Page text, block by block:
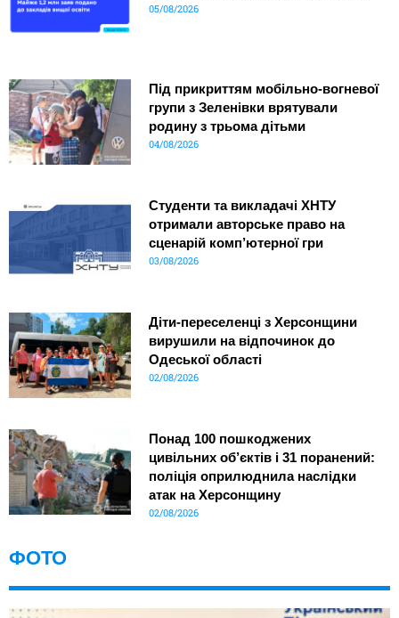
05/08/2026
Під прикриттям мобільно-вогневої
групи з Зеленівки врятували
родину з трьома дітьми
04/08/2026
Студенти та викладачі ХНТУ
отримали авторське право на
сценарій комп’ютерної гри
03/08/2026
Діти-переселенці з Херсонщини
вирушили на відпочинок до
Одеської області
02/08/2026
Понад 100 пошкоджених
цивільних об’єктів і 31 поранений:
поліція оприлюднила наслідки
атак на Херсонщину
02/08/2026
ФОТО